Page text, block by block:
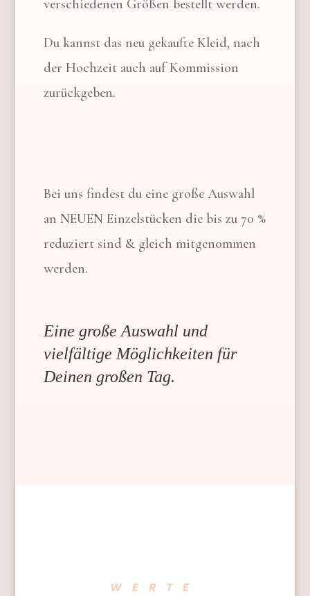
verschiedenen Größen bestellt werden.
Du kannst das neu gekaufte Kleid, nach
der Hochzeit auch auf Kommission
zurückgeben.
Bei uns findest du eine große Auswahl
an NEUEN Einzelstücken die bis zu 70 %
reduziert sind & gleich mitgenommen
werden.
Eine große Auswahl und
vielfältige Möglichkeiten für
Deinen großen Tag.
WERTE